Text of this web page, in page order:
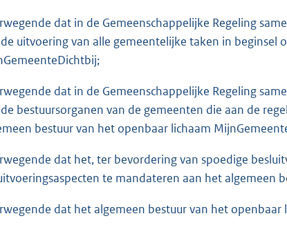
dat in de Gemeenschappelijke Regeling
uitvoering van alle gemeentelijke taken in beginsel
dat in de Gemeenschappelijke Regeling
bestuursorganen van de gemeenten die aan de
bestuur van het openbaar lichaam
dat het, ter bevordering van spoedige
te mandateren aan het algemeen
dat het algemeen bestuur van het